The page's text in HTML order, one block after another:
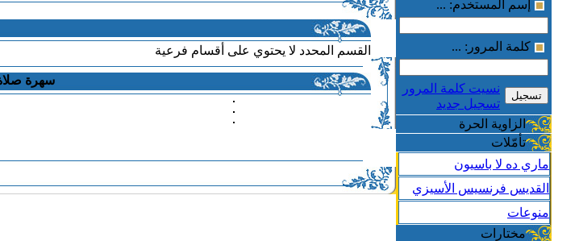
القسم المحدد لا يحتوي على أقسام فرعية
سهرة صلاة
إسم المستخدم: ...
كلمة المرور: ...
نسيت كلمة المرور
تسجيل جديد
الزاوية الحرة
تأمّلات
ماري ده لا باسيون
القديس فرنسيس الأسيزي
منوعات
مختارات